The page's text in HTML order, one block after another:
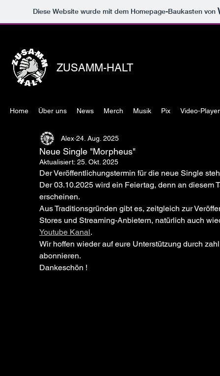
Diese Website wurde mit dem Homepage-Baukasten von
ZUSAMM-HALT
Home Über uns News Merch Musik Pix Video-Player
Neue Single "Morpheus"
Alex 24. Aug. 2025
Aktualisiert: 25. Okt. 2025
Der Veröffentlichungstermin für die neue Single
Der 03.10.2025 wird ein Feiertag, denn an diesem
erscheinen.
Aus Traditionsgründen gibt es, zeitgleich zur
Stores und Streaming-Anbietern, natürlich auch
Youtube Kanal.
Wir hoffen wieder auf eure Unterstützung durch
abonnieren.
Dankeschön !